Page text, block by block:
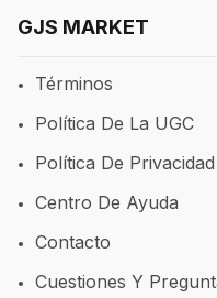
GJS MARKET
Términos
Política De La UGC
Política De Privacidad
Centro De Ayuda
Contacto
Cuestiones Y